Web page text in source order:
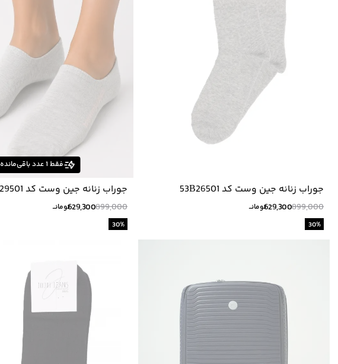
جوراب زنانه جین وست کد 53B26501
899,000
629,300تومانــ
30%
فقط 1عدد باقی‌مانده
جوراب زنانه جين وست كد 61B29501
899,000
629,300تومانــ
30%